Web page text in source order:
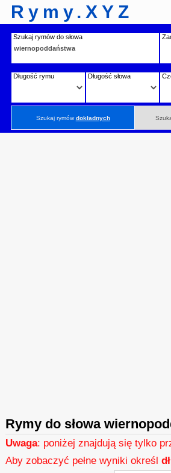
Rymy.XYZ
Szukaj rymów do słowa
Długość rymu Długość słowa
Szukaj rymówdokładnych
Rymy do słowa
Uwaga: poniżej znajdują się tylko
Aby zobaczyć pełne wyniki określ